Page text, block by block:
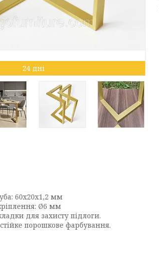
24 дні
60x20x1,2 мм
Ø6 мм
для захисту підлоги.
порошкове фарбування.